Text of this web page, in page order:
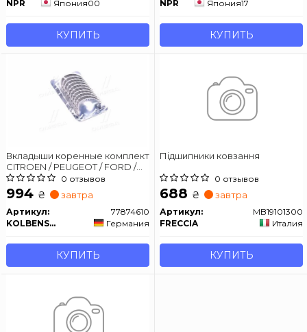
00
NPR Япония
КУПИТЬ
17
NPR Япония
КУПИТЬ
Вкладыши коренные комплект
CITROEN / PEUGEOT / FORD /
MINI Berlingo, Jumpy, C-Max,
Fiesta, Focus, Expert, Partner
0 отзывов
994 ₴ завтра
Артикул:
77874610
KOLBENSCHMIDT
Германия
КУПИТЬ
Підшипники ковзання
0 отзывов
688 ₴ завтра
Артикул:
MB19101300
FRECCIA
Италия
КУПИТЬ